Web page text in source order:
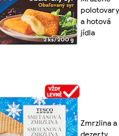
polotovary
a hotová
jídla
Zmrzlina a